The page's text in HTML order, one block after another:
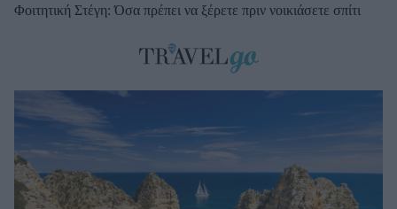
Φοιτητική Στέγη: Όσα πρέπει να ξέρετε πριν νοικιάσετε σπίτι